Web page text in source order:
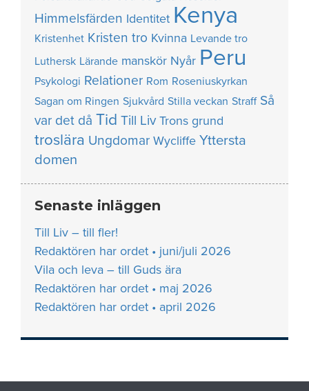
Himmelsfärden Identitet Kenya
Kristenhet Kristen tro Kvinna Levande tro
Luthersk Lärande manskör Nyår Peru
Psykologi Relationer Rom Roseniuskyrkan
Sagan om Ringen Sjukvård Stilla veckan Straff Så
var det då Tid Till Liv Trons grund
troslära Ungdomar Wycliffe Yttersta
domen
Senaste inläggen
Till Liv – till fler!
Redaktören har ordet • juni/juli 2026
Vila och leva – till Guds ära
Redaktören har ordet • maj 2026
Redaktören har ordet • april 2026